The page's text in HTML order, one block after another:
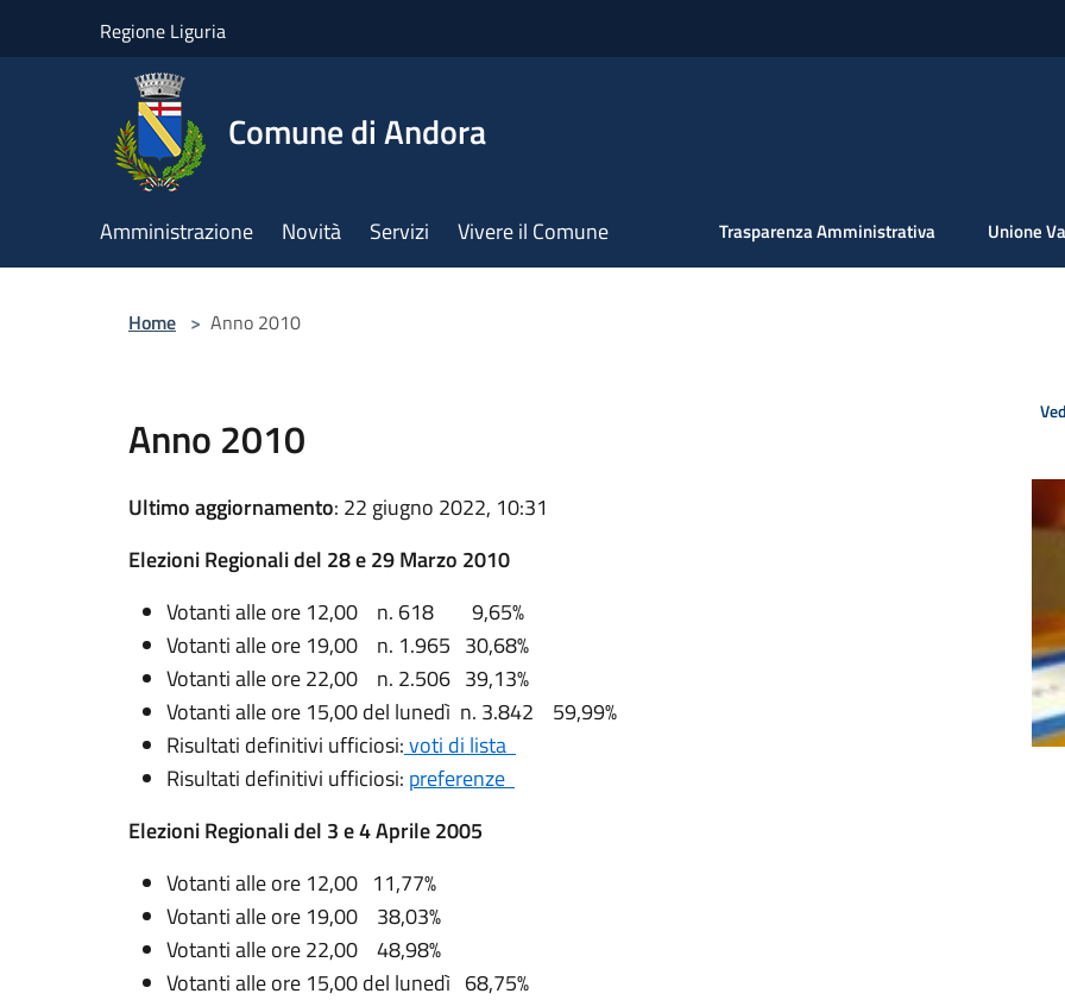
Regione Liguria
Comune di Andora
Amministrazione Novità Servizi Vivere il Comune Trasparenza Amministrativa Unione
Home > Anno 2010
Anno 2010
Ultimo aggiornamento: 22 giugno 2022, 10:31
Elezioni Regionali del 28 e 29 Marzo 2010
Votanti alle ore 12,00 n. 618 9,65%
Votanti alle ore 19,00 n. 1.965 30,68%
Votanti alle ore 22,00 n. 2.506 39,13%
Votanti alle ore 15,00 del lunedì n. 3.842 59,99%
Risultati definitivi ufficiosi:voti di lista
Risultati definitivi ufficiosi: preferenze
Elezioni Regionali del 3 e 4 Aprile 2005
Votanti alle ore 12,00 11,77%
Votanti alle ore 19,00 38,03%
Votanti alle ore 22,00 48,98%
Votanti alle ore 15,00 del lunedì 68,75%